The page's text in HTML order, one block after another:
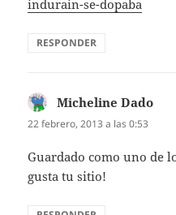
indurain-se-dopaba
RESPONDER
Micheline Dado
22 febrero, 2013 a las 0:53
Guardado como uno de
gusta tu sitio!